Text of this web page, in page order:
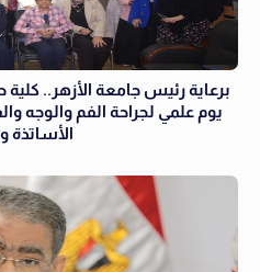
برعاية رئيس جامعة الأزهر..
يوم علمي لجراحة الفم والوجه
الأساتذة